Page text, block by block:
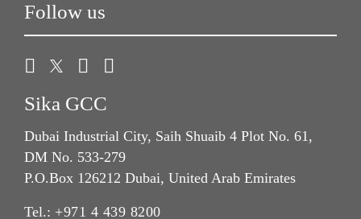
Follow us
Sika GCC
Dubai Industrial City, Saih Shuaib 4 Plot No. 61,
DM No. 533-279
P.O.Box 126212 Dubai, United Arab Emirates
Tel.: +971 4 439 8200